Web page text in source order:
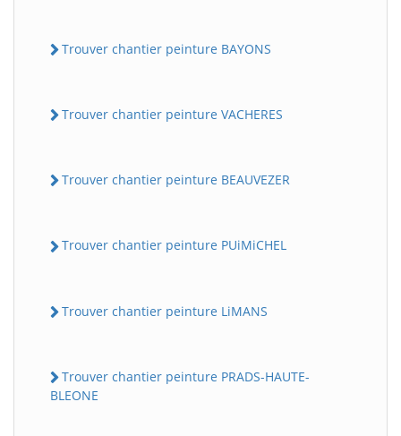
Trouver chantier peinture BAYONS
Trouver chantier peinture VACHERES
Trouver chantier peinture BEAUVEZER
Trouver chantier peinture PUiMiCHEL
Trouver chantier peinture LiMANS
Trouver chantier peinture PRADS-HAUTE-
BLEONE